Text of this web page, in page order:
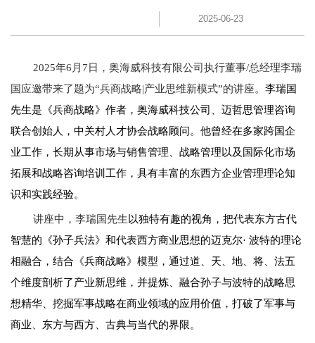
2025-06-23
2025年6月7日，奥海威科技有限公司执行董事/总经理李瑞
国应邀带来了题为“兵商战略|产业思维新模式”的讲座。 李瑞国
先生是《兵商战略》作者，奥海威科技公司、迈哲思管理咨询
联合创始人，中关村人才协会战略顾问。他曾经在多家跨国企
业工作，长期从事市场与销售管理、战略管理以及国际化市场
拓展和战略咨询培训工作，具有丰富的东西方企业管理理论知
识和实践经验。
讲座中，李瑞国先生以独特有趣的视角，把代表东方古代
智慧的《孙子兵法》和代表西方商业思想的迈克尔· 波特的理论
相融合，结合《兵商战略》模型，通过道、天、地、将、法五
个维度剖析了产业新思维，并提炼、融合孙子与波特的战略思
想精华、挖掘军事战略在商业领域的应用价值，打破了军事与
商业、东方与西方、古典与当代的界限。